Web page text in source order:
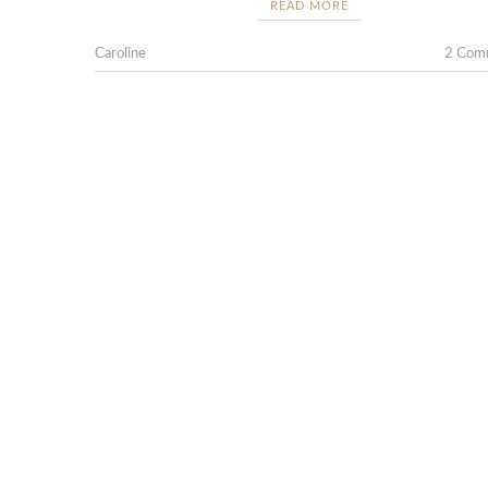
READ MORE
Caroline 2